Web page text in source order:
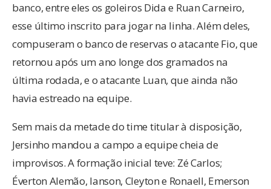
banco, entre eles os goleiros Dida e Ruan Carneiro,
esse último inscrito para jogar na linha. Além deles,
compuseram o banco de reservas o atacante Fio, que
retornou após um ano longe dos gramados na
última rodada, e o atacante Luan, que ainda não
havia estreado na equipe.
Sem mais da metade do time titular à disposição,
Jersinho mandou a campo a equipe cheia de
improvisos. A formação inicial teve: Zé Carlos;
Éverton Alemão, Ianson, Cleyton e Ronaell, Emerson